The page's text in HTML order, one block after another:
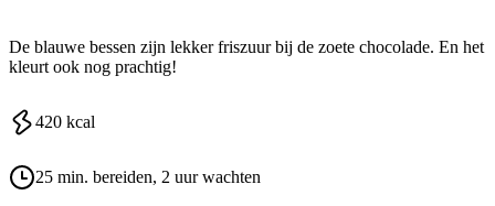
De blauwe bessen zijn lekker friszuur bij de zoete chocolade. En het
kleurt ook nog prachtig!
420 kcal
25 min. bereiden, 2 uur wachten